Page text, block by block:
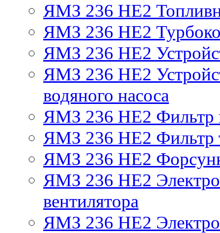
ЯМЗ 236 НЕ2
ЯМЗ 236 НЕ2
ЯМЗ 236 НЕ2
ЯМЗ 236 НЕ2
водяного насоса
ЯМЗ 236 НЕ2 Фильтр
ЯМЗ 236 НЕ2 Фильтр
ЯМЗ 236 НЕ2
ЯМЗ 236 НЕ2
вентилятора
ЯМЗ 236 НЕ2